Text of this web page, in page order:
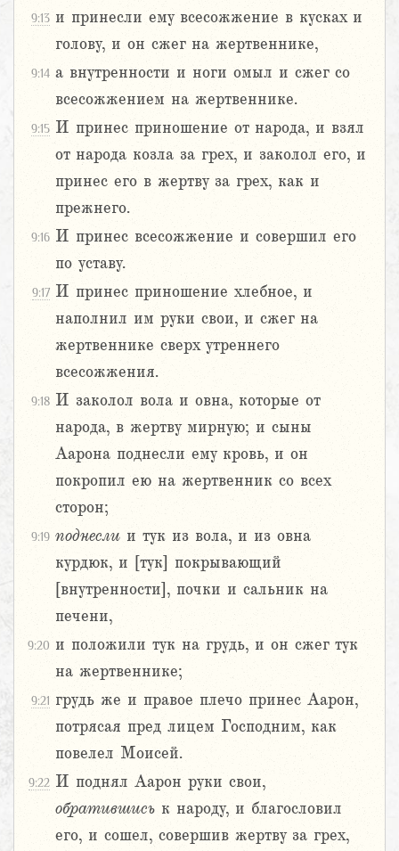
9:13 и принесли ему всесожжение в кусках и
голову, и он сжег на жертвеннике,
9:14 а внутренности и ноги омыл и сжег со
всесожжением на жертвеннике.
9:15 И принес приношение от народа, и взял
от народа козла за грех, и заколол его, и
принес его в жертву за грех, как и
прежнего.
9:16 И принес всесожжение и совершил его
по уставу.
9:17 И принес приношение хлебное, и
наполнил им руки свои, и сжег на
жертвеннике сверх утреннего
всесожжения.
9:18 И заколол вола и овна, которые от
народа, в жертву мирную; и сыны
Аарона поднесли ему кровь, и он
покропил ею на жертвенник со всех
сторон;
9:19 поднесли и тук из вола, и из овна
курдюк, и [тук] покрывающий
[внутренности], почки и сальник на
печени,
9:20 и положили тук на грудь, и он сжег тук
на жертвеннике;
9:21 грудь же и правое плечо принес Аарон,
потрясая пред лицем Господним, как
повелел Моисей.
9:22 И поднял Аарон руки свои,
обратившись к народу, и благословил
его, и сошел, совершив жертву за грех,